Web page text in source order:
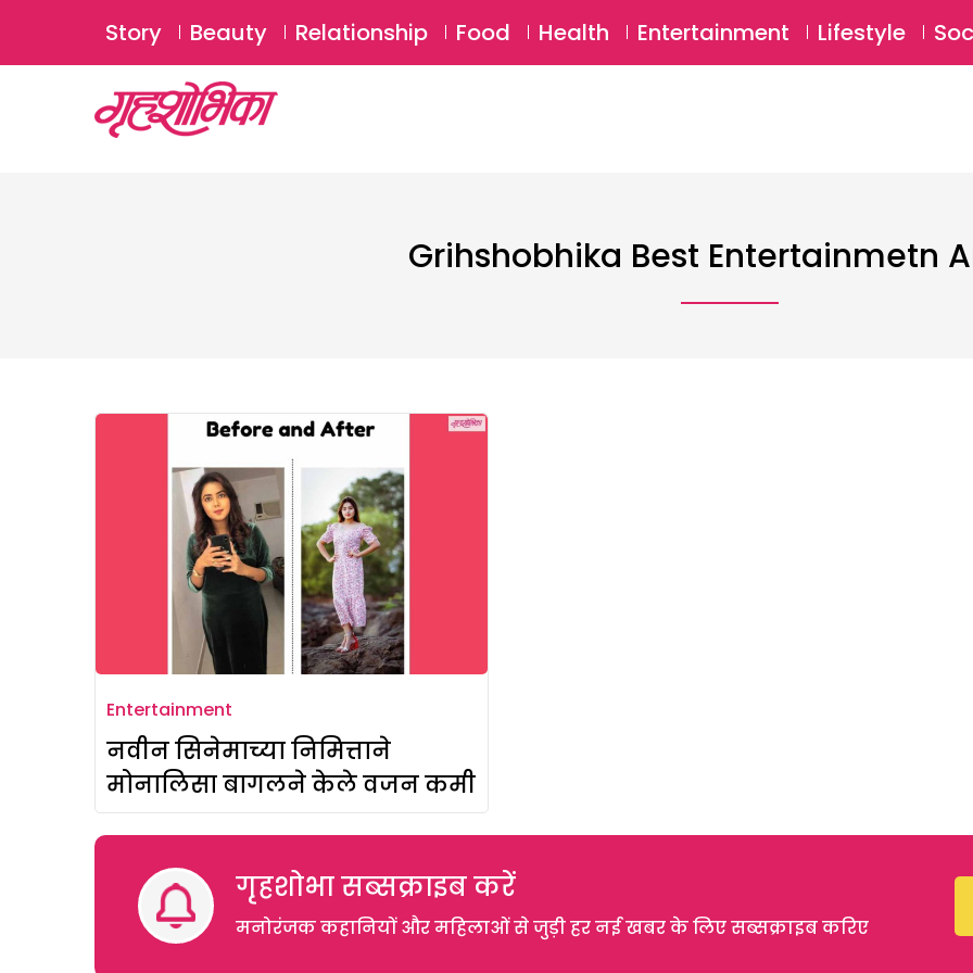
Story Beauty Relationship Food Health Entertainment Lifestyle
Grihshobhika Best Entertainmetn
Entertainment
नवीन सिनेमाच्या निमित्ताने
मोनालिसा बागलने केले वजन कमी
गृहशोभा सब्सक्राइब करें
मनोरंजक कहानियों और महिलाओं से जुड़ी हर नई खबर के लिए सब्सक्राइब करिए